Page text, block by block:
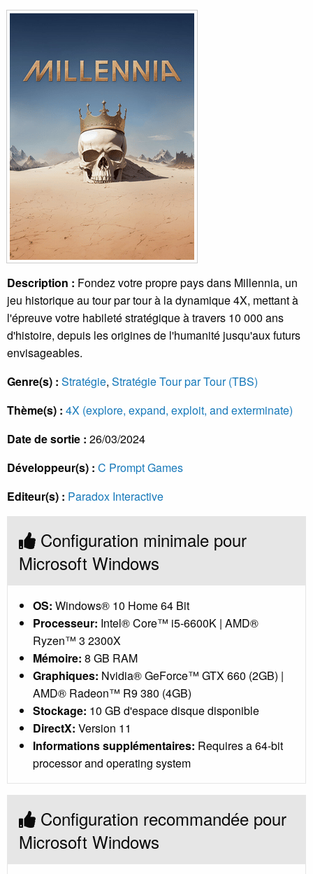
Description : Fondez votre propre pays dans Millennia, un
jeu historique au tour par tour à la dynamique 4X, mettant à
l'épreuve votre habileté stratégique à travers 10 000 ans
d'histoire, depuis les origines de l'humanité jusqu'aux futurs
envisageables.
Genre(s) : Stratégie, Stratégie Tour par Tour (TBS)
Thème(s) : 4X (explore, expand, exploit, and exterminate)
Date de sortie : 26/03/2024
Développeur(s) : C Prompt Games
Editeur(s) : Paradox Interactive
Configuration minimale pour
Microsoft Windows
OS: Windows® 10 Home 64 Bit
Processeur: Intel® Core™ i5-6600K | AMD®
Ryzen™ 3 2300X
Mémoire: 8 GB RAM
Graphiques: Nvidia® GeForce™ GTX 660 (2GB) |
AMD® Radeon™ R9 380 (4GB)
Stockage: 10 GB d'espace disque disponible
DirectX: Version 11
Informations supplémentaires: Requires a 64-bit
processor and operating system
Configuration recommandée pour
Microsoft Windows